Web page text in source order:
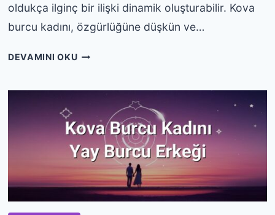
oldukça ilginç bir ilişki dinamik oluşturabilir. Kova
burcu kadını, özgürlüğüne düşkün ve…
DEVAMINI OKUKOVA
ERKEĞI
UYUMU